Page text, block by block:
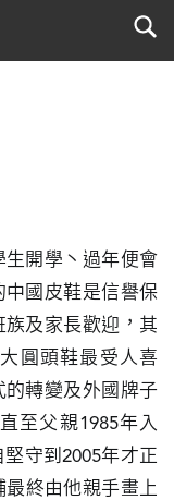
開學丶過年便會
國皮鞋是信譽保
及家長歡迎，其
圓頭鞋最受人喜
轉變及外國牌子
至父親1985年入
守到2005年才正
終由他親手畫上